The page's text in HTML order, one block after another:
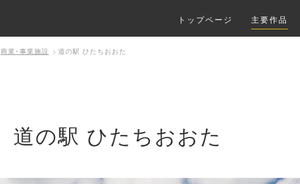
トップページ 主要作品
商業･事業施設 道の駅 ひたちおおた
道の駅 ひたちおおた